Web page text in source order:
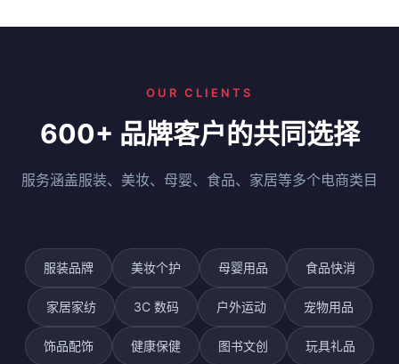
OUR CLIENTS
600+ 品牌客户的共同选择
服务涵盖服装、美妆、母婴、食品、家居等多个电商类目
服装品牌 美妆个护 母婴用品 食品快消
家居家纺 3C 数码 户外运动 宠物用品
饰品配饰 健康保健 图书文创 玩具礼品